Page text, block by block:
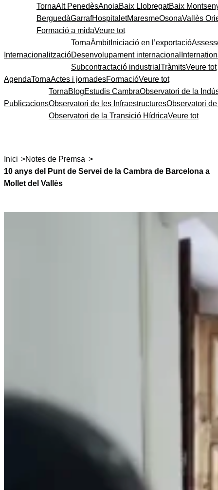
TornaAlt PenedèsAnoiaBaix LlobregatBaix
BerguedàGarrafHospitaletMaresmeOsonaVallès
Formació a midaVeure tot
Internacionalització
TornaÀmbitIniciació en l’exportació
Desenvolupament internacional
Subcontractació industrial TràmitsVeure tot
AgendaTornaActes i jornadesFormacióVeure tot
Publicacions
TornaBlogEstudis CambraObservatori de la
Observatori de les InfraestructuresObservatori
Observatori de la Transició HídricaVeure tot
Inici >Notes de Premsa >
10 anys del Punt de Servei de la Cambra de Barcelona a
Mollet del Vallès